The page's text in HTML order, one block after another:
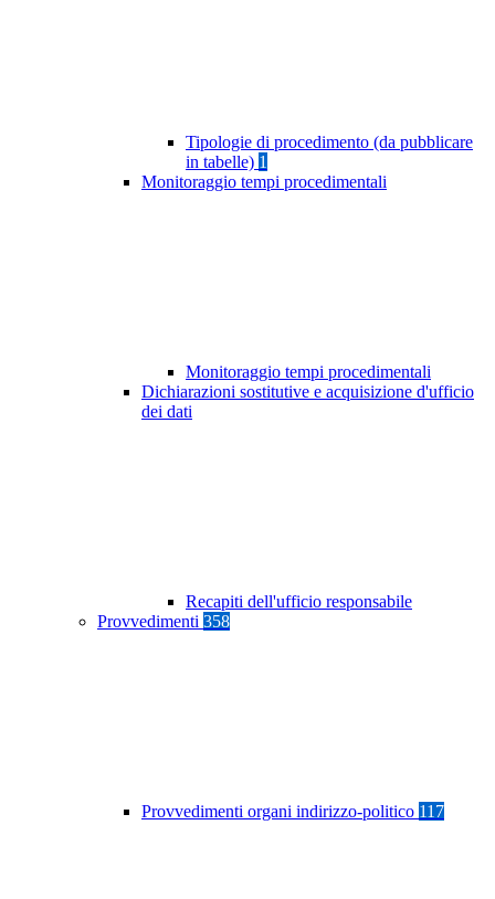
Tipologie di procedimento (da pubblicare
in tabelle) 1
Monitoraggio tempi procedimentali
Monitoraggio tempi procedimentali
Dichiarazioni sostitutive e acquisizione d'ufficio
dei dati
Recapiti dell'ufficio responsabile
Provvedimenti 358
Provvedimenti organi indirizzo-politico 117